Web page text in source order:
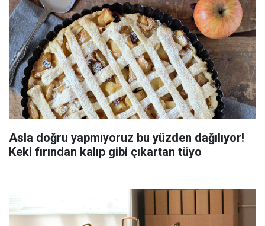
Asla doğru yapmıyoruz bu yüzden dağılıyor!
Keki fırından kalıp gibi çıkartan tüyo